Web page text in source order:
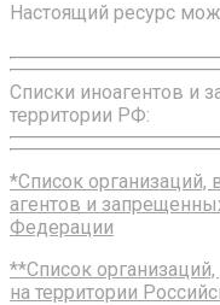
Настоящий ресурс
Списки иноагентов и
территории РФ:
*Список организаций,
агентов и
Федерации
**Список
на территории